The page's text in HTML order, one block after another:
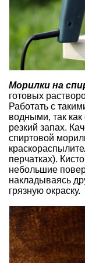
Морилки на
готовых
Работать с
водными, так
резкий запах.
спиртовой
перчатках).
небольшие
накладываясь
грязную окраску.